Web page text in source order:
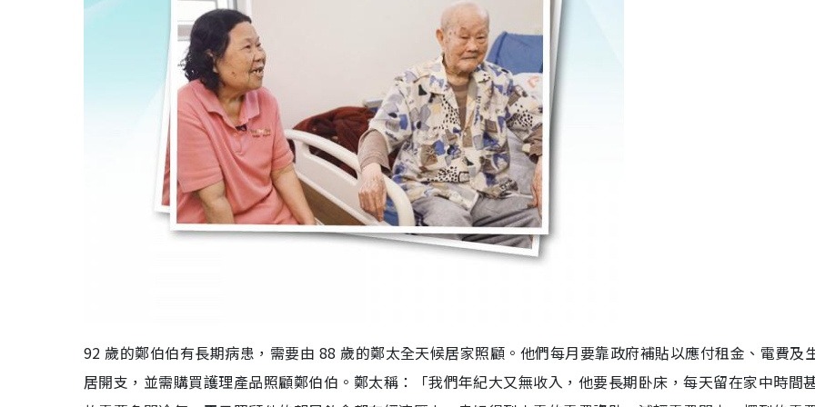
92 歲的鄭伯伯有長期病患，需要由 88 歲的鄭太全天候居家照顧。他們每月要靠政府補貼以應付租金、電費及
居開支，並需購買護理產品照顧鄭伯伯。鄭太稱：「我們年紀大又無收入，他要長期卧床，每天留在家中時間